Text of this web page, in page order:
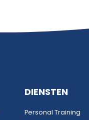
DIENSTEN
Personal Training